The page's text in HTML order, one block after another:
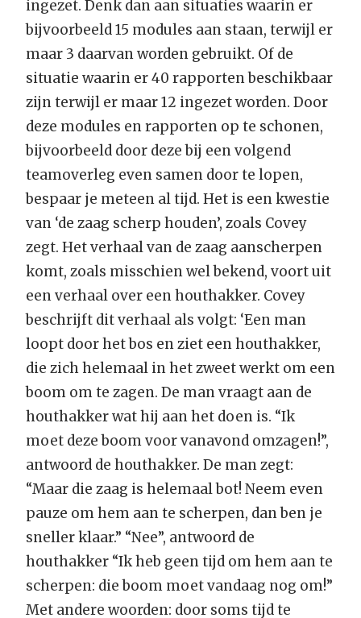
ingezet. Denk dan aan situaties waarin er
bijvoorbeeld 15 modules aan staan, terwijl er
maar 3 daarvan worden gebruikt. Of de
situatie waarin er 40 rapporten beschikbaar
zijn terwijl er maar 12 ingezet worden. Door
deze modules en rapporten op te schonen,
bijvoorbeeld door deze bij een volgend
teamoverleg even samen door te lopen,
bespaar je meteen al tijd. Het is een kwestie
van ‘de zaag scherp houden’, zoals Covey
zegt. Het verhaal van de zaag aanscherpen
komt, zoals misschien wel bekend, voort uit
een verhaal over een houthakker. Covey
beschrijft dit verhaal als volgt: ‘Een man
loopt door het bos en ziet een houthakker,
die zich helemaal in het zweet werkt om een
boom om te zagen. De man vraagt aan de
houthakker wat hij aan het doen is. “Ik
moet deze boom voor vanavond omzagen!”,
antwoord de houthakker. De man zegt:
“Maar die zaag is helemaal bot! Neem even
pauze om hem aan te scherpen, dan ben je
sneller klaar.” “Nee”, antwoord de
houthakker “Ik heb geen tijd om hem aan te
scherpen: die boom moet vandaag nog om!”
Met andere woorden: door soms tijd te